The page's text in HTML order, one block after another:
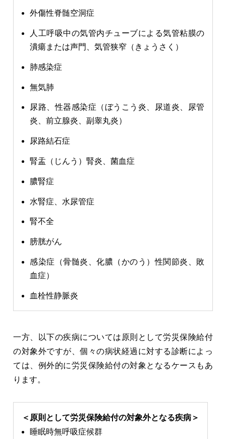
外傷性脊髄空洞症
人工呼吸中の気管内チューブによる気管粘膜の
潰瘍または声門、気管狭窄（きょうさく）
肺感染症
無気肺
尿路、性器感染症（ぼうこう炎、尿道炎、尿管
炎、前立腺炎、副睾丸炎）
尿路結石症
腎盂（じんう）腎炎、菌血症
膿腎症
水腎症、水尿管症
腎不全
膀胱がん
感染症（骨髄炎、化膿（かのう）性関節炎、敗
血症）
血栓性静脈炎
一方、以下の疾病については原則として労災保険給付
の対象外ですが、個々の病状経過に対する診断によっ
ては、例外的に労災保険給付の対象となるケースもあ
ります。
＜原則として労災保険給付の対象外となる疾病＞
睡眠時無呼吸症候群